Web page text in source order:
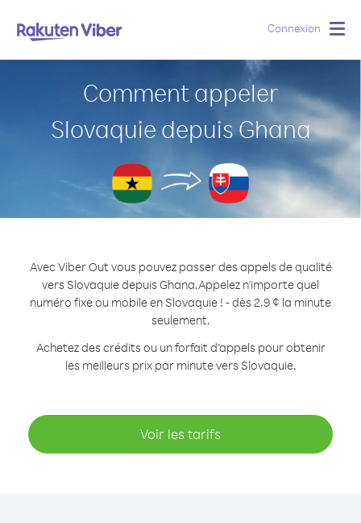
Connexion
Comment appeler
Slovaquie depuis Ghana
Avec Viber Out vous pouvez passer des appels de qualité
vers Slovaquie depuis Ghana.Appelez n'importe quel
numéro fixe ou mobile en Slovaquie ! - dès 2.9 ¢ la minute
seulement.
Achetez des crédits ou un forfait d’appels pour obtenir
les meilleurs prix par minute vers Slovaquie.
Voir les tarifs